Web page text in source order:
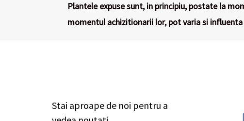
Plantele expuse sunt, in principiu, postate la
momentul achizitionarii lor, pot varia si
Stai aproape de noi pentru a